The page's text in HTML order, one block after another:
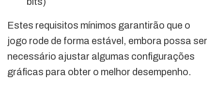
Estes requisitos mínimos garantirão que o
jogo rode de forma estável, embora possa ser
necessário ajustar algumas configurações
gráficas para obter o melhor desempenho.